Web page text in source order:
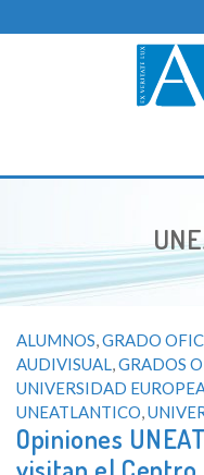
to
Opiniones Universidad
Blog de
UNEATLANTICO
ALUMNOS,GRADO
AUDIVISUAL,GRADOS
UNIVERSIDAD
UNEATLANTICO,
Opiniones